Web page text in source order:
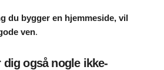
du bygger en hjemmeside, vil
ven.
også nogle ikke-